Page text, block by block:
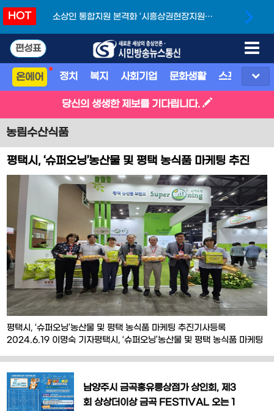
HOT
소상인 통합지원 본격화 ‘시흥상권현장지원단’
편성표
온에어 정치 복지 사회기업 문화생활 스포츠 지
당신의 생생한 제보를 기다립니다.
농림수산식품
평택시, ‘슈퍼오닝’농산물 및 평택 농식품 마케팅 추진
평택시, ‘슈퍼오닝’농산물 및 평택 농식품 마케팅 추진기사등록
2024.6.19 이명숙 기자평택시, ‘슈퍼오닝’농산물 및 평택 농식품 마케팅
장선)는 지난 11일부터 14일까지 4일간 고양 일산 킨텍스에서 열린
『2024 서울국제식품산업대전』에 참가해 평택시 농특산물 통합브랜드
‘슈퍼오닝’농산물 및 농가공식품 등을 관람객들에게 홍
남양주시 금곡홍유릉상점가 상인회, 제3
회 상상더이상 금곡 FESTIVAL 오는 1